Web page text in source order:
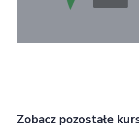
Zobacz pozostałe